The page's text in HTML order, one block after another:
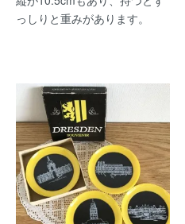
っしりと重みがあります。